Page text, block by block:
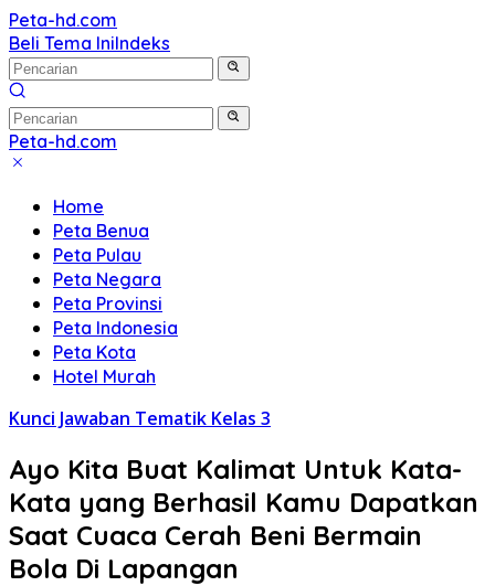
Langsung
ke
konten
Peta-hd.com
Kumpulan
Gambar
Peta
HD
Beli Tema IniIndeks
Peta-hd.com
Kumpulan
Peta
HD
Home
Peta Benua
Peta Pulau
Peta Negara
Peta Provinsi
Peta Indonesia
Peta Kota
Hotel Murah
Kunci Jawaban Tematik Kelas 3
Ayo Kita Buat Kalimat Untuk Kata-
Kata yang Berhasil Kamu Dapatkan
Saat Cuaca Cerah Beni Bermain
Bola Di Lapangan